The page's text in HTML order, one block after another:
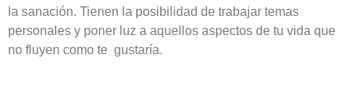
la sanación. Tienen la posibilidad de trabajar temas
personales y poner luz a aquellos aspectos de tu vida que
no fluyen como te gustaría.